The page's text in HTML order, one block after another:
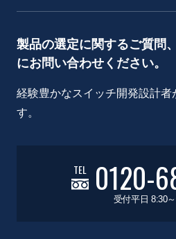
製品の選定に関するご質問
にお問い合わせください。
経験豊かなスイッチ開発設計者
す。
TEL 0120-
受付平日 8:30